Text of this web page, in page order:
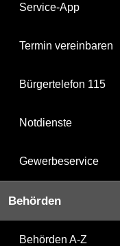
Service-App
Termin vereinbaren
Bürgertelefon 115
Notdienste
Gewerbeservice
Behörden
Behörden A-Z